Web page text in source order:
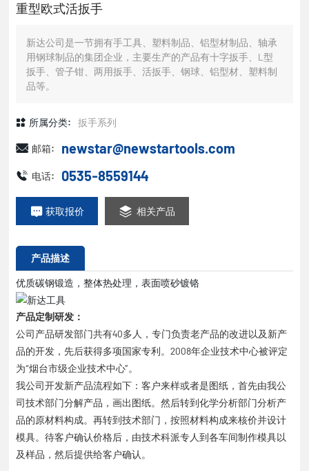
重型欧式活扳手
新达公司是一节拥有手工具、塑料制品、铝型材制品、轴承
用钢球制品的集团企业，主要生产的产品有十字扳手、L型
扳手、管子钳、两用扳手、活扳手、钢球、铝型材、塑料制
品等。
所属分类: 扳手系列
邮箱: newstar@newstartools.com
电话: 0535-8559144
获取报价 相关产品
产品描述
优质碳钢锻造，整体热处理，表面喷砂镀铬
产品定制研发：
公司产品研发部门共有40多人，专门负责老产品的改进以及新产
品的开发，先后获得多项国家专利。2008年企业技术中心被评定
为“烟台市级企业技术中心”。
我公司开发新产品流程如下：客户来样或者是图纸，首先由我公
司技术部门分解产品，画出图纸。然后转到化学分析部门分析产
品的原材料构成。再转到技术部门，按照材料构成来核价并设计
模具。待客户确认价格后，由技术科派专人到各车间制作模具以
及样品，然后提供给客户确认。